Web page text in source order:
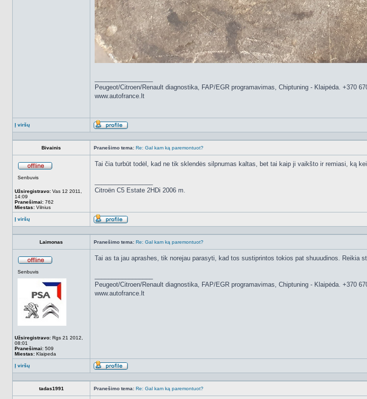
Peugeot/Citroen/Renault diagnostika, FAP/EGR programavimas, Chiptuning - Klaipėda. +370
www.autofrance.lt
Į viršų
Aprašymas
Bivainis
Pranešimo tema: Re: Gal kam ką paremontuot?
Senbuvis
Užsiregistravo: Vas 12 2011,
14:09
Pranešimai: 762
Miestas: Vilnius
Tai čia turbūt todėl, kad ne tik sklendės silpnumas kaltas, bet tai kaip ji vaikšto ir remiasi, ką
Citroën C5 Estate 2HDi 2006 m.
Į viršų
Aprašymas
Laimonas
Pranešimo tema: Re: Gal kam ką paremontuot?
Senbuvis
Užsiregistravo: Rgs 21 2012,
08:01
Pranešimai: 509
Miestas: Klaipeda
Tai as ta jau aprashes, tik norejau parasyti, kad tos sustiprintos tokios pat shuuudinos. Reikia
Peugeot/Citroen/Renault diagnostika, FAP/EGR programavimas, Chiptuning - Klaipėda. +370
www.autofrance.lt
Į viršų
Aprašymas
tadas1991
Pranešimo tema: Re: Gal kam ką paremontuot?